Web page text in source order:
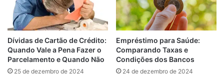
Dívidas de Cartão de Crédito:
Quando Vale a Pena Fazer o
Parcelamento e Quando Não
25 de dezembro de 2024
Empréstimo para Saúde:
Comparando Taxas e
Condições dos Bancos
24 de dezembro de 2024